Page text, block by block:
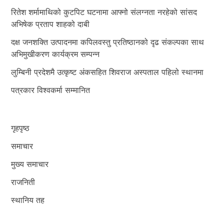
रितेश शर्मामाथिको कुटपिट घटनामा आफ्नो संलग्नता नरहेको सांसद
अभिषेक प्रताप शाहको दाबी
दक्ष जनशक्ति उत्पादनमा कपिलवस्तु प्रतिष्ठानको दृढ संकल्पका साथ
अभिमुखीकरण कार्यक्रम सम्पन्न
लुम्बिनी प्रदेशमै उत्कृष्ट अंकसहित शिवराज अस्पताल पहिलो स्थानमा
पत्रकार विश्वकर्मा सम्मानित
गृहपृष्ठ
समाचार
मुख्य समाचार
राजनिती
स्थानिय तह